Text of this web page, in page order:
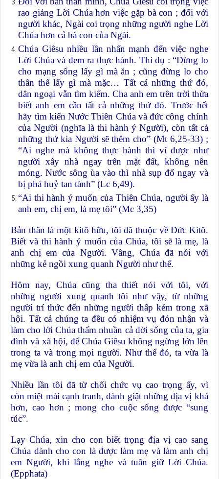
rao giảng Lời Chúa hơn việc gặp bà con ; đối với
người khác, Ngài coi trọng những người nghe Lời
Chúa hơn cả bà con của Ngài.
Chúa Giêsu nhiều lần nhấn mạnh đến việc nghe
Lời Chúa và đem ra thực hành. Thí dụ : “Đừng lo
cho mạng sống lấy gì mà ăn ; cũng đừng lo cho
thân thể lấy gì mà mặc… Tất cả những thứ đó,
dân ngoại vẫn tìm kiếm. Cha anh em trên trời thừa
biết anh em cần tất cả những thứ đó. Trước hết
hãy tìm kiến Nước Thiên Chúa và đức công chính
của Người (nghĩa là thi hành ý Người), còn tất cả
những thứ kia Người sẽ thêm cho” (Mt 6,25-33) ;
“Ai nghe mà không thực hành thì ví được như
người xây nhà ngay trên mặt đất, không nền
móng. Nước sông ùa vào thì nhà sụp đổ ngay và
bị phá huỷ tan tành” (Lc 6,49).
“Ai thi hành ý muốn của Thiên Chúa, người ấy là
anh em, chị em, là mẹ tôi” (Mc 3,35)
Bản thân là một kitô hữu, tôi đã thuộc về Đức Kitô.
Biết và thi hành ý muốn của Chúa, tôi sẽ là mẹ, là
anh chị em của Người. Vâng, Chúa đã nói với
những kẻ ngồi xung quanh Người như thế.
Hôm nay, Chúa cũng tha thiết nói với tôi, với
những người xung quanh tôi như vậy, từ những
người trí thức đến những người thấp kém trong xã
hội. Tất cả chúng ta đều có nhiệm vụ đón nhận và
làm cho lời Chúa thấm nhuần cả đời sống của ta, gia
đình và xã hội, để Chúa Giêsu không ngừng lớn lên
trong ta và trong mọi người. Như thế đó, ta vừa là
mẹ vừa là anh chị em của Người.
Nhiều lần tôi đã từ chối chức vụ cao trọng ấy, vì
còn miệt mài cạnh tranh, dành giật những địa vị khá
hơn, cao hơn ; mong cho cuộc sống được “sung
túc”.
Lạy Chúa, xin cho con biết trọng địa vị cao sang
Chúa dành cho con là được làm mẹ và làm anh chị
em Người, khi lắng nghe và tuân giữ Lời Chúa.
(Epphata)